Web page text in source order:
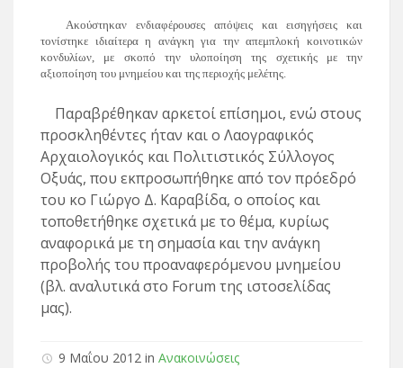
Ακούστηκαν ενδιαφέρουσες απόψεις και εισηγήσεις και
τονίστηκε ιδιαίτερα η ανάγκη για την απεμπλοκή κοινοτικών
κονδυλίων, με σκοπό την υλοποίηση της σχετικής με την
αξιοποίηση του μνημείου και της περιοχής μελέτης.
Παραβρέθηκαν αρκετοί επίσημοι, ενώ στους
προσκληθέντες ήταν και ο Λαογραφικός
Αρχαιολογικός και Πολιτιστικός Σύλλογος
Οξυάς, που εκπροσωπήθηκε από τον πρόεδρό
του κο Γιώργο Δ. Καραβίδα, ο οποίος και
τοποθετήθηκε σχετικά με το θέμα, κυρίως
αναφορικά με τη σημασία και την ανάγκη
προβολής του προαναφερόμενου μνημείου
(βλ. αναλυτικά στο Forum της ιστοσελίδας
μας).
9 Μαΐου 2012 in Ανακοινώσεις